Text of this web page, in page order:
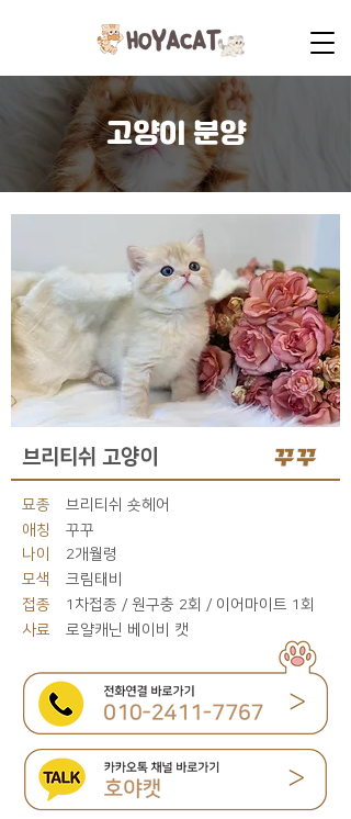
고양이 분양
브리티쉬 고양이 꾸꾸
묘종
브리티쉬 숏헤어
애칭
꾸꾸
나이
2개월령
모색
크림태비
접종
1차접종 / 원구충 2회 / 이어마이트 1회
사료
로얄캐닌 베이비 캣